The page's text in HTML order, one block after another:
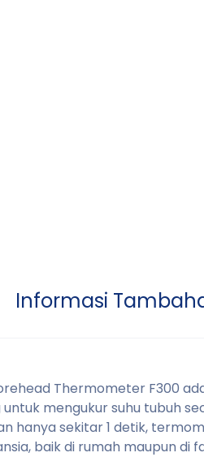
Informasi
Thermometer F300
mengukur suhu tubuh
hanya sekitar 1 detik,
baik di rumah maupun di